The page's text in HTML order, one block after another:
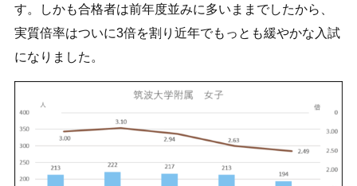
す。しかも合格者は前年度並みに多いままでしたから、
実質倍率はついに3倍を割り近年でもっとも緩やかな入試
になりました。